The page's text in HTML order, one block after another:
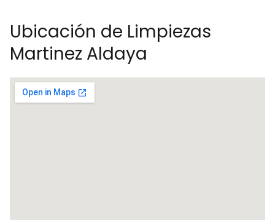
Ubicación de Limpiezas
Martinez Aldaya